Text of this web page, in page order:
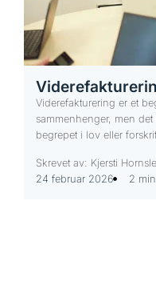
Viderefakturering er et
sammenhenger, men
begrepet i lov eller
Skrevet av: Kjersti
24 februar 2026
2